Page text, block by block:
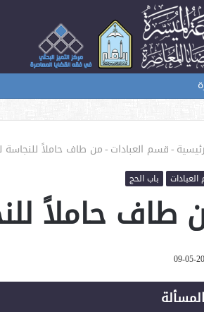
-قسم العبادات-من طاف حاملاً للنجاسة
باب الحج
طاف حاملاً
09-05-